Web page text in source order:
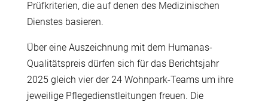
Prüfkriterien, die auf denen des Medizinischen
Dienstes basieren.
Über eine Auszeichnung mit dem Humanas-
Qualitätspreis dürfen sich für das Berichtsjahr
2025 gleich vier der 24 Wohnpark-Teams um ihre
jeweilige Pflegedienstleitungen freuen. Die